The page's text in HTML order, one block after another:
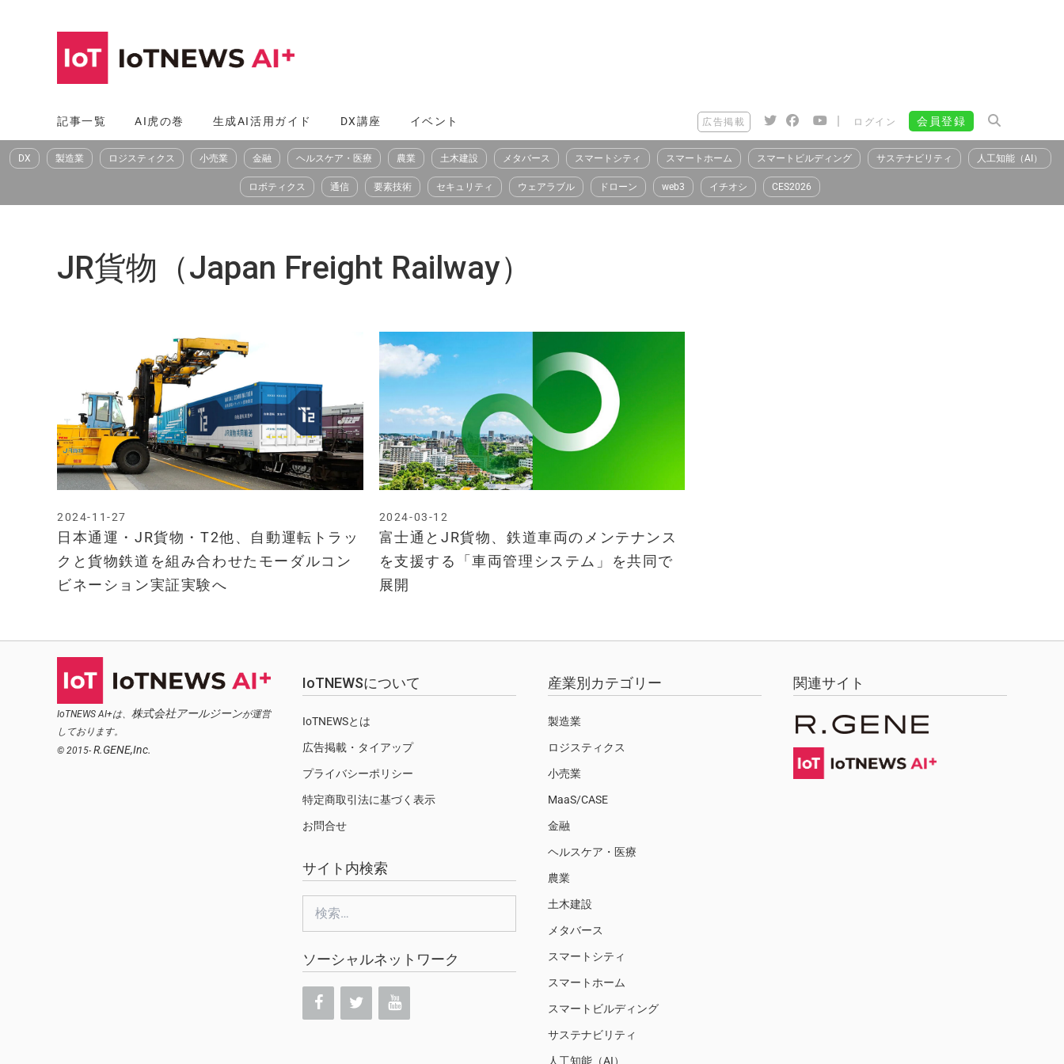
へ
ス
記事一覧 AI虎の巻 生成AI活用ガイド DX講座 イベント 広告掲載 | ログイン 会員登録
DX 製造業 ロジスティクス 小売業 金融 ヘルスケア・医療 農業 土木建設 メタバース スマートシティ スマートホーム スマートビルディング サステナビリティ 人工知能（AI）
ロボティクス 通信 要素技術 セキュリティ ウェアラブル ドローン web3 イチオシ CES2026
JR貨物（Japan Freight Railway）
日本通運・JR貨物・T2他、自動運転トラッ
クと貨物鉄道を組み合わせたモーダルコン
ビネーション実証実験へ
2024-11-27
富士通とJR貨物、鉄道車両のメンテナンス
を支援する「車両管理システム」を共同で
展開
2024-03-12
IoTNEWS AI+は、 株式会社アールジーンが運営
しております。
© 2015- R.GENE,Inc.
IoTNEWSについて
IoTNEWSとは
広告掲載・タイアップ
プライバシーポリシー
特定商取引法に基づく表示
お問合せ
サイト内検索
ソーシャルネットワーク
産業別カテゴリー
製造業
ロジスティクス
小売業
MaaS/CASE
金融
ヘルスケア・医療
農業
土木建設
メタバース
スマートシティ
スマートホーム
スマートビルディング
サステナビリティ
人工知能（AI）
関連サイト